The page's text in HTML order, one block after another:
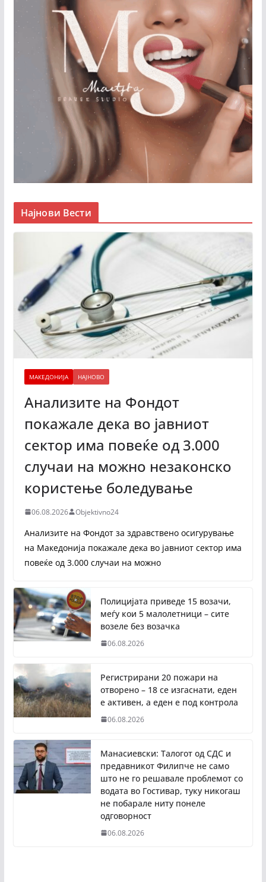
Најнови Вести
МАКЕДОНИЈА НАЈНОВО
Анализите на Фондот
покажале дека во јавниот
сектор има повеќе од 3.000
случаи на можно незаконско
користење боледување
06.08.2026 Objektivno24
Анализите на Фондот за здравствено осигурување
на Македонија покажале дека во јавниот сектор има
повеќе од 3.000 случаи на можно
Полицијата приведе 15 возачи,
меѓу кои 5 малолетници – сите
возеле без возачка
06.08.2026
Регистрирани 20 пожари на
отворено – 18 се изгаснати, еден
е активен, а еден е под контрола
06.08.2026
Манасиевски: Талогот од СДС и
предавникот Филипче не само
што не го решавале проблемот со
водата во Гостивар, туку никогаш
не побарале ниту понеле
одговорност
06.08.2026